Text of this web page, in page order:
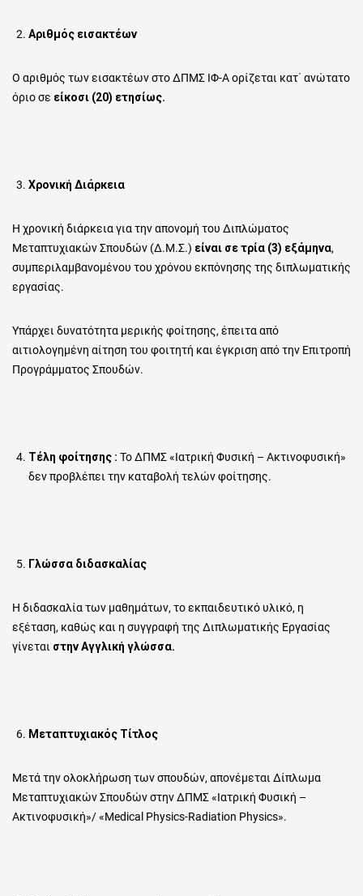
Αριθμός εισακτέων
Ο αριθμός των εισακτέων στο ΔΠΜΣ ΙΦ-Α ορίζεται κατ΄ ανώτατο
όριο σε είκοσι (20) ετησίως.
Χρονική Διάρκεια
Η χρονική διάρκεια για την απονομή του Διπλώματος
Μεταπτυχιακών Σπουδών (Δ.Μ.Σ.) είναι σε τρία (3) εξάμηνα,
συμπεριλαμβανομένου του χρόνου εκπόνησης της διπλωματικής
εργασίας.
Υπάρχει δυνατότητα μερικής φοίτησης, έπειτα από
αιτιολογημένη αίτηση του φοιτητή και έγκριση από την Επιτροπή
Προγράμματος Σπουδών.
Τέλη φοίτησης : Το ΔΠΜΣ «Ιατρική Φυσική – Ακτινοφυσική»
δεν προβλέπει την καταβολή τελών φοίτησης.
Γλώσσα διδασκαλίας
Η διδασκαλία των μαθημάτων, το εκπαιδευτικό υλικό, η
εξέταση, καθώς και η συγγραφή της Διπλωματικής Εργασίας
γίνεται στην Αγγλική γλώσσα.
Μεταπτυχιακός Τίτλος
Μετά την ολοκλήρωση των σπουδών, απονέμεται Δίπλωμα
Μεταπτυχιακών Σπουδών στην ΔΠΜΣ «Ιατρική Φυσική –
Ακτινοφυσική»/ «Medical Physics-Radiation Physics».